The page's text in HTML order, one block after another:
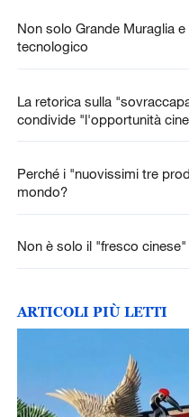
Non solo Grande Muraglia
tecnologico
La retorica sulla
condivide "l'opportunità
Perché i "nuovissimi tre
mondo?
Non è solo il "fresco
ARTICOLI PIÙ LETTI